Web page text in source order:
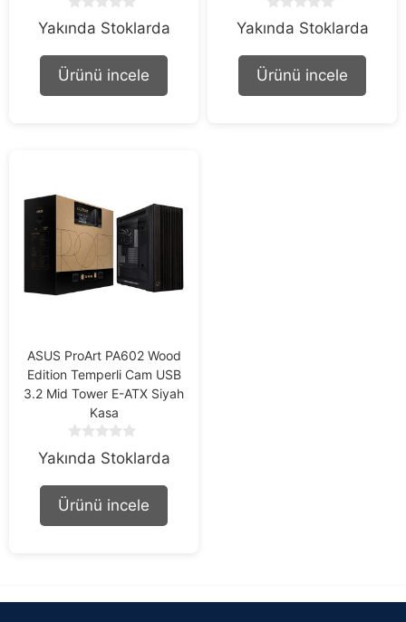
o
o
f
Yakında Stoklarda
Ürünü incele
o
o
f
Yakında Stoklarda
Ürünü incele
ASUS ProArt PA602 Wood
Edition Temperli Cam USB
3.2 Mid Tower E-ATX Siyah
Kasa
o
o
f
Yakında Stoklarda
Ürünü incele